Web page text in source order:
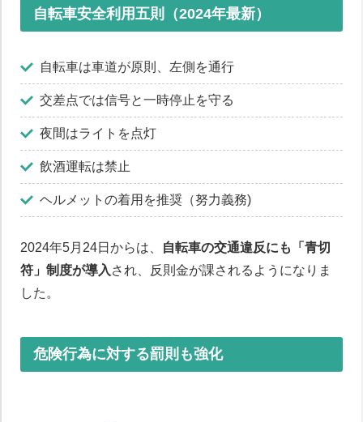
自転車安全利用五則（2024年最新）
自転車は車道が原則、左側を通行
交差点では信号と一時停止を守る
夜間はライトを点灯
飲酒運転は禁止
ヘルメットの着用を推奨（努力義務)
2024年5月24日からは、
自転車の交通違反にも「青切
符」制度が導入 され、反則金が課されるようになりま
した。
危険行為に対する罰則も強化